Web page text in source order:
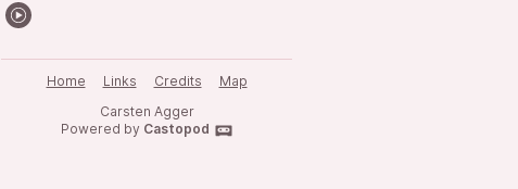
Home Links Credits
Map
Carsten Agger
Powered by Castopod